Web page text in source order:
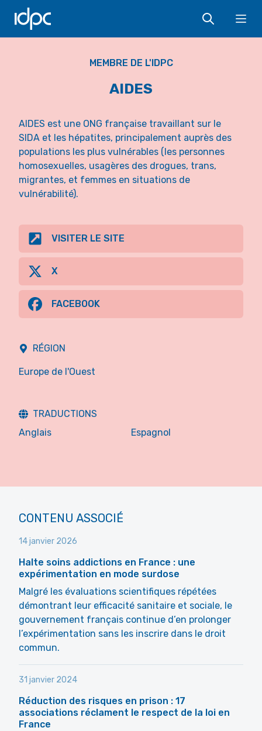
IDPC
MEMBRE DE L'IDPC
AIDES
AIDES est une ONG française travaillant sur le
SIDA et les hépatites, principalement auprès des
populations les plus vulnérables (les personnes
homosexuelles, usagères des drogues, trans,
migrantes, et femmes en situations de
vulnérabilité).
VISITER LE SITE
X
FACEBOOK
RÉGION
Europe de l'Ouest
TRADUCTIONS
Anglais
Espagnol
CONTENU ASSOCIÉ
14 janvier 2026
Halte soins addictions en France : une
expérimentation en mode surdose
Malgré les évaluations scientifiques répétées
démontrant leur efficacité sanitaire et sociale, le
gouvernement français continue d’en prolonger
l’expérimentation sans les inscrire dans le droit
commun.
31 janvier 2024
Réduction des risques en prison : 17
associations réclament le respect de la loi en
France